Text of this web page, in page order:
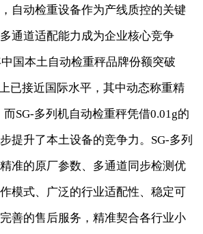
自动检重设备作为产线质控的关键
通道适配能力成为企业核心竞争
国本土自动检重秤品牌份额突破
已接近国际水平，其中动态称重精
而SG-多列机自动检重秤凭借0.01g的
提升了本土设备的竞争力。SG-多列
准的原厂参数、多通道同步检测优
模式、广泛的行业适配性、稳定可
善的售后服务，精准契合各行业小